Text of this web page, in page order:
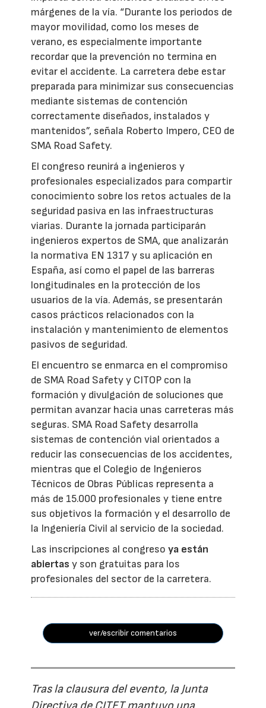
márgenes de la vía. “Durante los periodos de
mayor movilidad, como los meses de
verano, es especialmente importante
recordar que la prevención no termina en
evitar el accidente. La carretera debe estar
preparada para minimizar sus consecuencias
mediante sistemas de contención
correctamente diseñados, instalados y
mantenidos”, señala Roberto Impero, CEO de
SMA Road Safety.
El congreso reunirá a ingenieros y
profesionales especializados para compartir
conocimiento sobre los retos actuales de la
seguridad pasiva en las infraestructuras
viarias. Durante la jornada participarán
ingenieros expertos de SMA, que analizarán
la normativa EN 1317 y su aplicación en
España, así como el papel de las barreras
longitudinales en la protección de los
usuarios de la vía. Además, se presentarán
casos prácticos relacionados con la
instalación y mantenimiento de elementos
pasivos de seguridad.
El encuentro se enmarca en el compromiso
de SMA Road Safety y CITOP con la
formación y divulgación de soluciones que
permitan avanzar hacia unas carreteras más
seguras. SMA Road Safety desarrolla
sistemas de contención vial orientados a
reducir las consecuencias de los accidentes,
mientras que el Colegio de Ingenieros
Técnicos de Obras Públicas representa a
más de 15.000 profesionales y tiene entre
sus objetivos la formación y el desarrollo de
la Ingeniería Civil al servicio de la sociedad.
Las inscripciones al congresoya están
abiertas y son gratuitas para los
profesionales del sector de la carretera.
ver/escribir comentarios
Tras la clausura del evento, la Junta